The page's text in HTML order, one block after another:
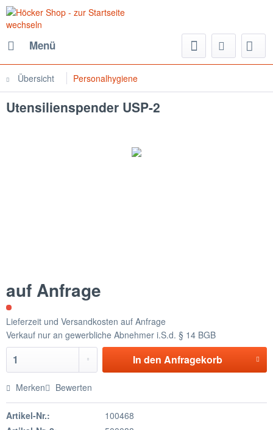
Menü
Übersicht Personalhygiene
Utensilienspender USP-2
auf Anfrage
Lieferzeit und Versandkosten auf Anfrage
Verkauf nur an gewerbliche Abnehmer i.S.d. § 14 BGB
In den Anfragekorb
Merken Bewerten
Artikel-Nr.:
100468